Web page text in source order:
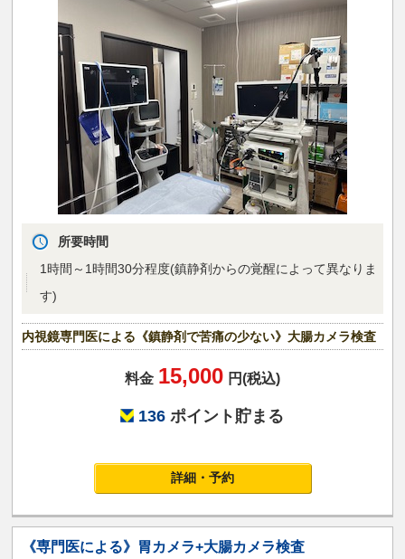
所要時間
1時間～1時間30分程度(鎮静剤からの覚醒によって異なりま
す)
内視鏡専門医による《鎮静剤で苦痛の少ない》大腸カメラ検査
料金 15,000 円(税込)
136 ポイント貯まる
詳細・予約
《専門医による》胃カメラ+大腸カメラ検査